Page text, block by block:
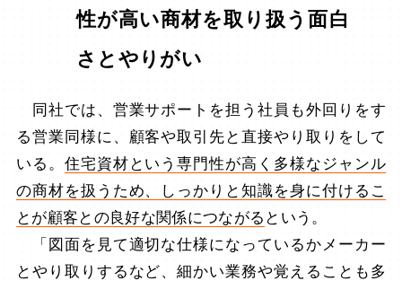
性が高い商材を取り扱う面白
さとやりがい
同社では、営業サポートを担う社員も外回りをす
る営業同様に、顧客や取引先と直接やり取りをして
いる。 住宅資材という専門性が高く多様なジャンル
の商材を扱うため、しっかりと知識を身に付けるこ
とが顧客との良好な関係につながる という。
「図面を見て適切な仕様になっているかメーカー
とやり取りするなど、細かい業務や覚えることも多